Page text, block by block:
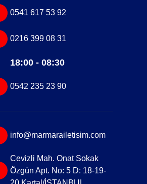
0541 617 53 92
0216 399 08 31
18:00 - 08:30
0542 235 23 90
info@marmarailetisim.com
Cevizli Mah. Onat Sokak
Özgün Apt. No: 5 D: 18-19-